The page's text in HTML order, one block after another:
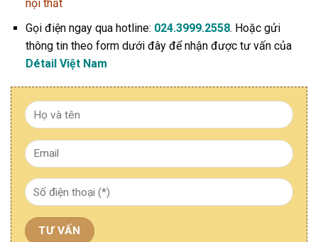
nội thất
Gọi điện ngay qua hotline: 024.3999.2558. Hoặc gửi
thông tin theo form dưới đây để nhận được tư vấn của
Détail Việt Nam